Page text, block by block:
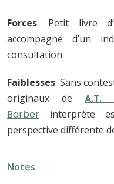
Forces: Petit livre
accompagné d’un
consultation.
Faiblesses: Sans
originaux de A.T.
Barber
interprète
perspective différente
Notes